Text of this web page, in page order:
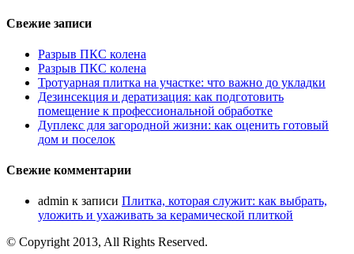
Свежие записи
Разрыв ПКС колена
Разрыв ПКС колена
Тротуарная плитка на участке: что важно до укладки
Дезинсекция и дератизация: как подготовить
помещение к профессиональной обработке
Дуплекс для загородной жизни: как оценить готовый
дом и поселок
Свежие комментарии
admin к записи Плитка, которая служит: как выбрать,
уложить и ухаживать за керамической плиткой
© Copyright 2013, All Rights Reserved.